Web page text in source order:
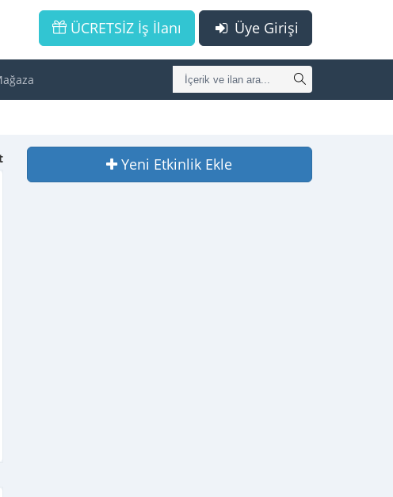
Üye Girişi
ÜCRETSİZ İş İlanı
Yeni Etkinlik Ekle